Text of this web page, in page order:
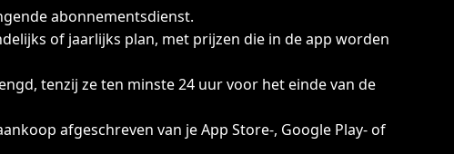
abonnementsdienst.
of jaarlijks plan, met prijzen die in de app worden
tenzij ze ten minste 24 uur voor het einde van de
afgeschreven van je App Store-, Google Play- of